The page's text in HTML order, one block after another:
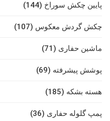
پایین چکش سوراخ (144)
چکش گردش معکوس (107)
ماشین حفاری (71)
پوشش پیشرفته (69)
هسته بشکه (185)
پمپ گلوله حفاری (36)